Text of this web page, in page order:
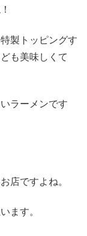
製トッピングす
も美味しくて
ラーメンです
店ですよね。
ます。